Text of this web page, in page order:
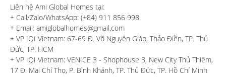
Liên hệ Ami Global Homes tại:
+ Call/Zalo/WhatsApp: (+84) 911 856 998
+ Email: amiglobalhomes@gmail.com
+ VP IQI Vietnam: 67-69 Đ. Võ Nguyên Giáp, Thảo Điền, TP. Thủ
Đức, TP. HCM
+ VP IQI Vietnam: VENICE 3 - Shophouse 3, New City Thủ Thiêm,
17 Đ. Mai Chí Thọ, P. Bình Khánh, TP. Thủ Đức, TP. Hồ Chí Minh